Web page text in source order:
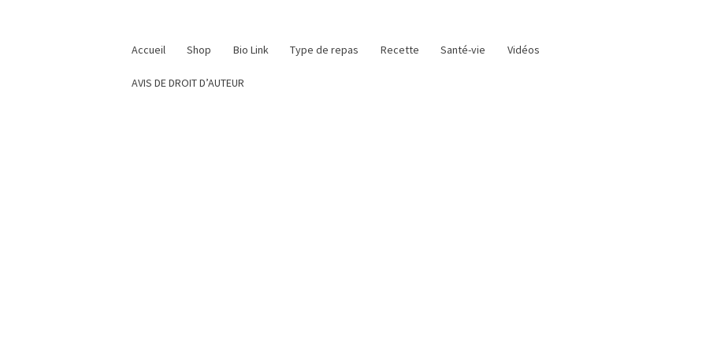
Accueil Shop Bio Link Type de repas Recette Santé-vie Vidéos
AVIS DE DROIT D’AUTEUR